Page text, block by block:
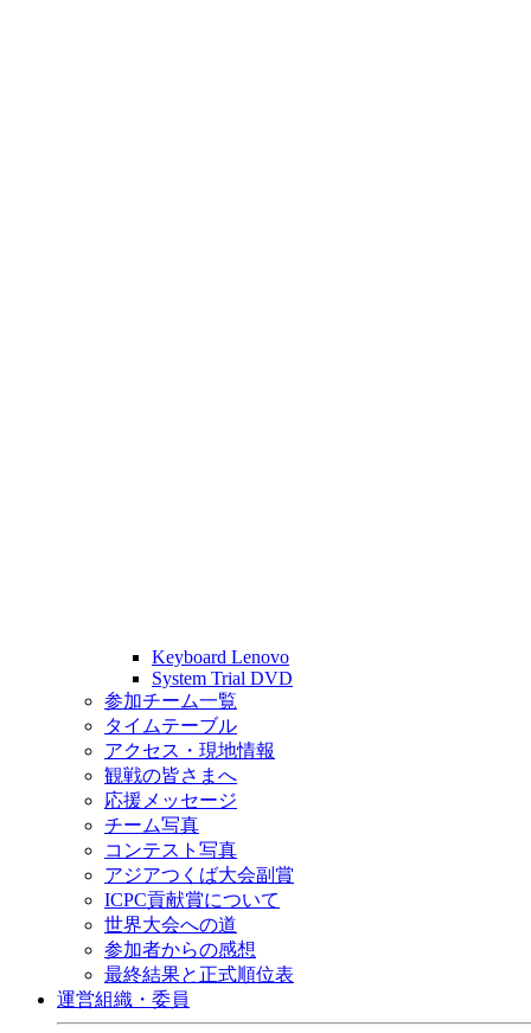
Keyboard Lenovo
System Trial DVD
参加チーム一覧
タイムテーブル
アクセス・現地情報
観戦の皆さまへ
応援メッセージ
チーム写真
コンテスト写真
アジアつくば大会副賞
ICPC貢献賞について
世界大会への道
参加者からの感想
最終結果と正式順位表
運営組織・委員